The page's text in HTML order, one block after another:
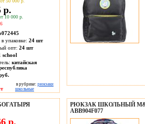
р.
10 000 р.
упаковке: 24 шт
опт: 24 шт
китайская
в рубрике: рюкзаки
школьные
р.
РЮКЗАК ШКОЛЬНЫЙ
ABB904F077